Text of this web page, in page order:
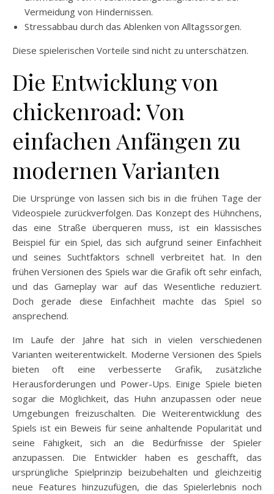
Vermeidung von Hindernissen.
Stressabbau durch das Ablenken von Alltagssorgen.
Diese spielerischen Vorteile sind nicht zu unterschätzen.
Die Entwicklung von
chickenroad: Von
einfachen Anfängen zu
modernen Varianten
Die Ursprünge von lassen sich bis in die frühen Tage der
Videospiele zurückverfolgen. Das Konzept des Hühnchens,
das eine Straße überqueren muss, ist ein klassisches
Beispiel für ein Spiel, das sich aufgrund seiner Einfachheit
und seines Suchtfaktors schnell verbreitet hat. In den
frühen Versionen des Spiels war die Grafik oft sehr einfach,
und das Gameplay war auf das Wesentliche reduziert.
Doch gerade diese Einfachheit machte das Spiel so
ansprechend.
Im Laufe der Jahre hat sich in vielen verschiedenen
Varianten weiterentwickelt. Moderne Versionen des Spiels
bieten oft eine verbesserte Grafik, zusätzliche
Herausforderungen und Power-Ups. Einige Spiele bieten
sogar die Möglichkeit, das Huhn anzupassen oder neue
Umgebungen freizuschalten. Die Weiterentwicklung des
Spiels ist ein Beweis für seine anhaltende Popularität und
seine Fähigkeit, sich an die Bedürfnisse der Spieler
anzupassen. Die Entwickler haben es geschafft, das
ursprüngliche Spielprinzip beizubehalten und gleichzeitig
neue Features hinzuzufügen, die das Spielerlebnis noch